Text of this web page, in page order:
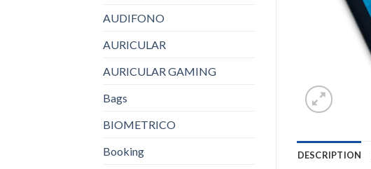
DESCRIPTION
AUDIFONO
AURICULAR
AURICULAR GAMING
Bags
BIOMETRICO
Booking